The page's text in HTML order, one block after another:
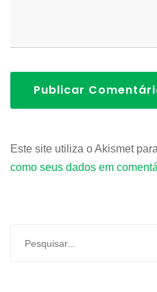
Publicar
Este site utiliza o Akismet
como seus dados em